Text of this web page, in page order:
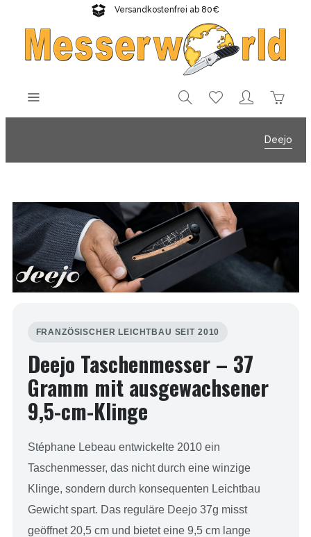
Versandkostenfrei ab 80€
Gratisversand sichern!
Deejo
FRANZÖSISCHER LEICHTBAU SEIT 2010
Deejo Taschenmesser – 37
Gramm mit ausgewachsener
9,5-cm-Klinge
Stéphane Lebeau entwickelte 2010 ein
Taschenmesser, das nicht durch eine winzige
Klinge, sondern durch konsequenten Leichtbau
Gewicht spart. Das reguläre Deejo 37g misst
geöffnet 20,5 cm und bietet eine 9,5 cm lange